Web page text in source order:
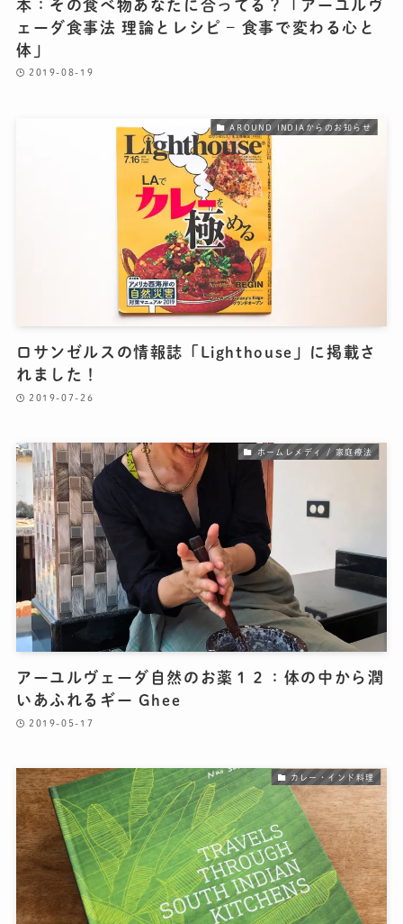
本：その食べ物あなたに合ってる？「アーユルヴ
ェーダ食事法 理論とレシピ – 食事で変わる心と
体」
2019-08-19
AROUND INDIAからのお知らせ
ロサンゼルスの情報誌「Lighthouse」に掲載さ
れました！
2019-07-26
ホームレメディ / 家庭療法
アーユルヴェーダ自然のお薬１２：体の中から潤
いあふれるギー Ghee
2019-05-17
カレー・インド料理